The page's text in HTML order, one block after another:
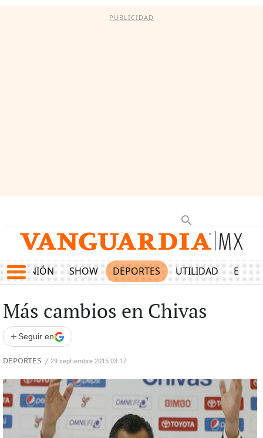
PUBLICIDAD
OPINIÓN SHOW DEPORTES UTILIDAD
Más cambios en Chivas
+ Seguir en
DEPORTES / 29 septiembre 2015 03:17